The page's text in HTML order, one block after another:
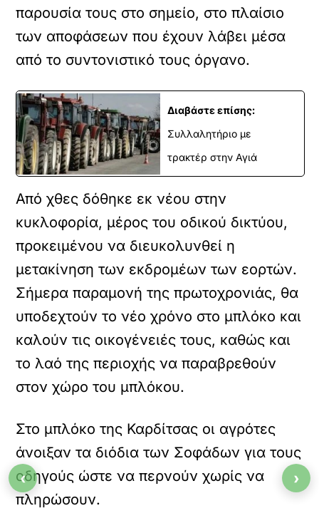
παρουσία τους στο σημείο, στο πλαίσιο
των αποφάσεων που έχουν λάβει μέσα
από το συντονιστικό τους όργανο.
Διαβάστε επίσης:
Συλλαλητήριο με
τρακτέρ στην Αγιά
Από χθες δόθηκε εκ νέου στην
κυκλοφορία, μέρος του οδικού δικτύου,
προκειμένου να διευκολυνθεί η
μετακίνηση των εκδρομέων των εορτών.
Σήμερα παραμονή της πρωτοχρονιάς, θα
υποδεχτούν το νέο χρόνο στο μπλόκο και
καλούν τις οικογένειές τους, καθώς και
το λαό της περιοχής να παραβρεθούν
στον χώρο του μπλόκου.
Στο μπλόκο της Καρδίτσας οι αγρότες
άνοιξαν τα διόδια των Σοφάδων για τους
οδηγούς ώστε να περνούν χωρίς να
πληρώσουν.
‹ ›